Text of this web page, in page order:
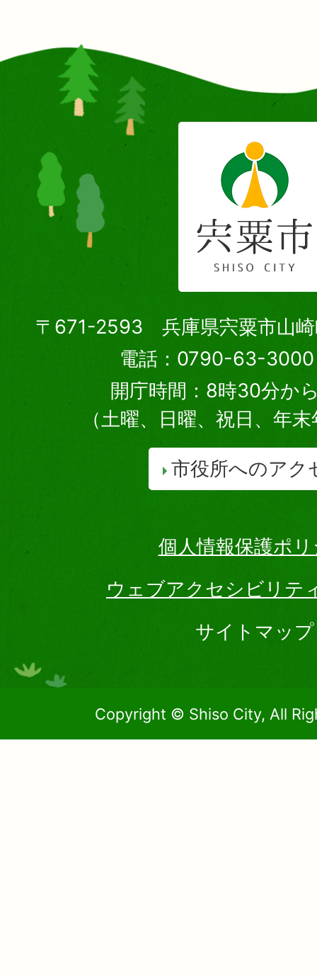
〒671-2593 兵庫県宍粟市山崎
電話：0790-63-3000
開庁時間：8時30分か
（土曜、日曜、祝日、年
市役所へのアク
個人情報保護ポ
ウェブアクセシビリテ
サイトマップ
Copyright © Shiso City, All